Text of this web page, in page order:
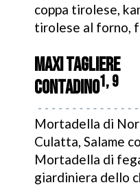
coppa tirolese,
tirolese al forno,
MAXI TAGLIERE
CONTADINO1, 9
Mortadella di
Culatta, Salame
Mortadella di
giardiniera dello